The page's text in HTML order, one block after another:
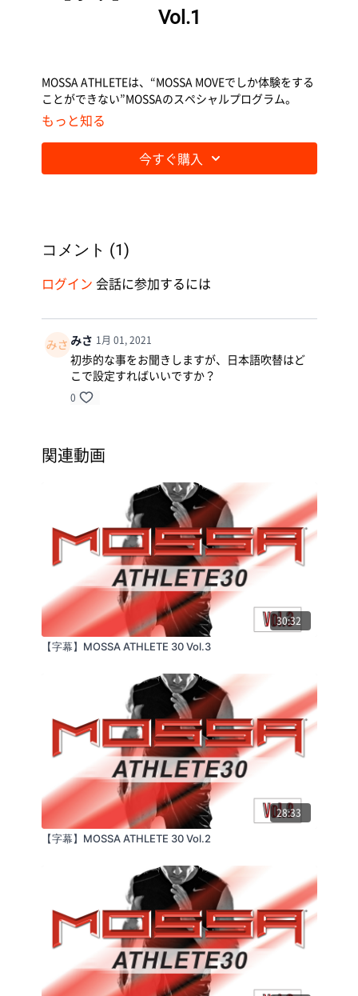
Vol.1
MOSSA ATHLETEは、“MOSSA MOVEでしか体験をする
ことができない”MOSSAのスペシャルプログラム。
高強度・短時間の運動をくり返すワークアウトで、ア
スリートのような体型を目指していく方にオススメし
もっと知る
今すぐ購入
コメント (1)
ログイン 会話に参加するには
みさ 1月 01, 2021
初歩的な事をお聞きしますが、日本語吹替はど
こで設定すればいいですか？
0
関連動画
30:32
【字幕】MOSSA ATHLETE 30 Vol.3
28:33
【字幕】MOSSA ATHLETE 30 Vol.2